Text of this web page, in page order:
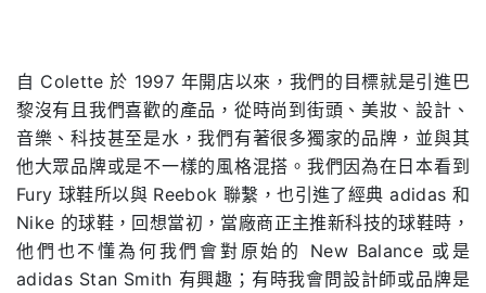
自 Colette 於 1997 年開店以來，我們的目標就是引進巴
黎沒有且我們喜歡的產品，從時尚到街頭、美妝、設計、
音樂、科技甚至是水，我們有著很多獨家的品牌，並與其
他大眾品牌或是不一樣的風格混搭。我們因為在日本看到
Fury 球鞋所以與 Reebok 聯繫，也引進了經典 adidas 和
Nike 的球鞋，回想當初，當廠商正主推新科技的球鞋時，
他們也不懂為何我們會對原始的 New Balance 或是
adidas Stan Smith 有興趣；有時我會問設計師或品牌是